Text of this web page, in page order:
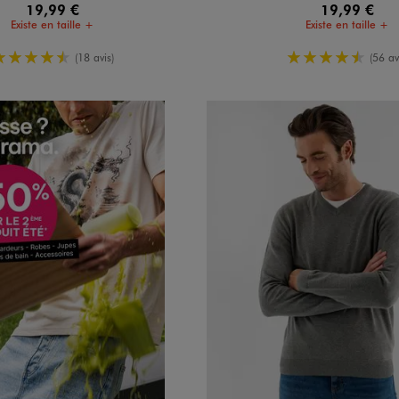
19,99 €
Existe en taille +
4.5/5 de moyenne
(18 avis)
19,99 €
Existe en taille +
4.5/5 de(56